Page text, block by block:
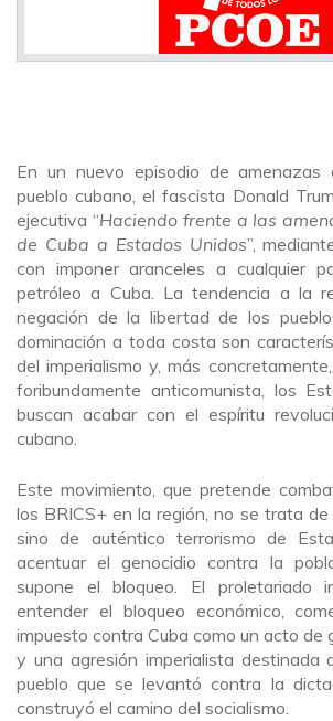
En un nuevo episodio de amenazas
pueblo cubano, el fascista Donald
ejecutiva “Haciendo frente a las
de Cuba a Estados Unidos”,
con imponer aranceles a cualquier
petróleo a Cuba. La tendencia a la
negación de la libertad de los
dominación a toda costa son
del imperialismo y, más
foribundamente anticomunista, los
buscan acabar con el espíritu
cubano.
Este movimiento, que pretende
los BRICS+ en la región, no se trata de
sino de auténtico terrorismo de
acentuar el genocidio contra la
supone el bloqueo. El proletariado
entender el bloqueo económico,
impuesto contra Cuba como un acto de
y una agresión imperialista destinada
pueblo que se levantó contra la
construyó el camino del socialismo.